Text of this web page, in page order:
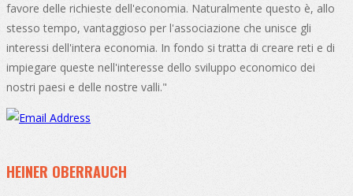
favore delle richieste dell'economia. Naturalmente questo è, allo
stesso tempo, vantaggioso per l'associazione che unisce gli
interessi dell'intera economia. In fondo si tratta di creare reti e di
impiegare queste nell'interesse dello sviluppo economico dei
nostri paesi e delle nostre valli."
HEINER OBERRAUCH